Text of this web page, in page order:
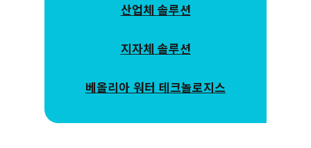
산업체 솔루션
지자체 솔루션
베올리아 워터 테크놀로지스